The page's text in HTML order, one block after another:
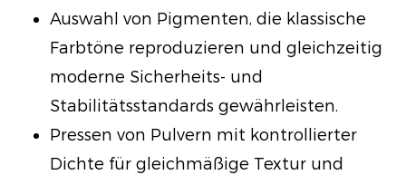
Auswahl von Pigmenten, die klassische
Farbtöne reproduzieren und gleichzeitig
moderne Sicherheits- und
Stabilitätsstandards gewährleisten.
Pressen von Pulvern mit kontrollierter
Dichte für gleichmäßige Textur und